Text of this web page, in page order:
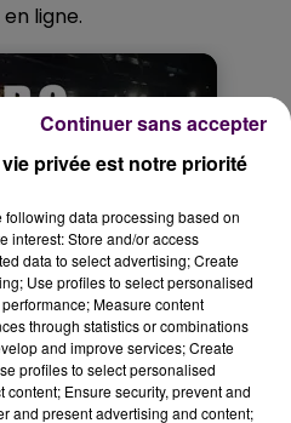
ligne.
privée est notre priorité
following data processing based on
interest: Store and/or access
data to select advertising; Create
Use profiles to select personalised
Measure content
through statistics or combinations
and improve services; Create
profiles to select personalised
Ensure security, prevent and
and present advertising and content;
Continuer sans accepter